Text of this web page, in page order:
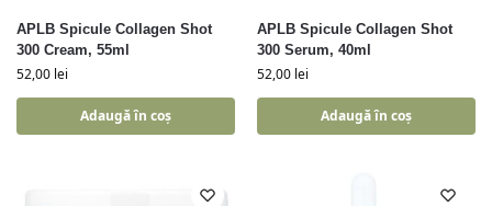
APLB Spicule Collagen Shot
300 Cream, 55ml
52,00 lei
Adaugă în coș
APLB Spicule Collagen Shot
300 Serum, 40ml
52,00 lei
Adaugă în coș